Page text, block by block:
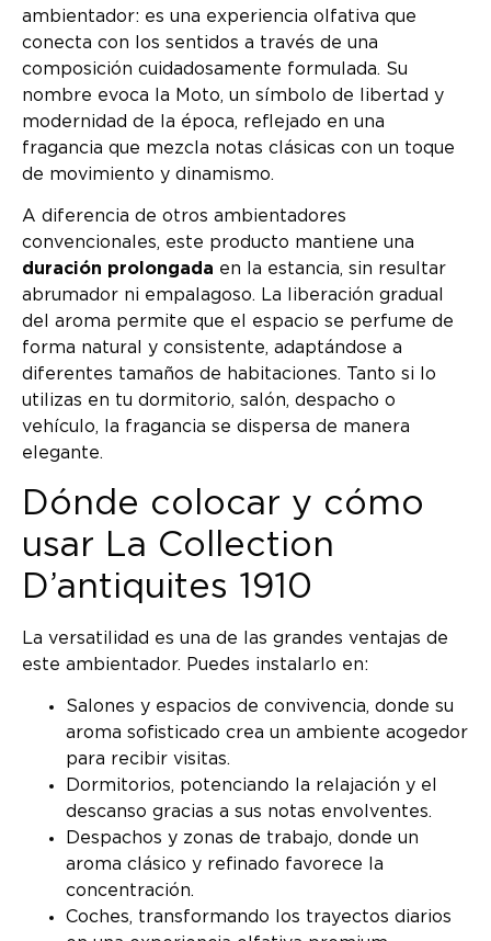
ambientador: es una experiencia olfativa que
conecta con los sentidos a través de una
composición cuidadosamente formulada. Su
nombre evoca la Moto, un símbolo de libertad y
modernidad de la época, reflejado en una
fragancia que mezcla notas clásicas con un toque
de movimiento y dinamismo.
A diferencia de otros ambientadores
convencionales, este producto mantiene una
duración prolongada en la estancia, sin resultar
abrumador ni empalagoso. La liberación gradual
del aroma permite que el espacio se perfume de
forma natural y consistente, adaptándose a
diferentes tamaños de habitaciones. Tanto si lo
utilizas en tu dormitorio, salón, despacho o
vehículo, la fragancia se dispersa de manera
elegante.
Dónde colocar y cómo
usar La Collection
D’antiquites 1910
La versatilidad es una de las grandes ventajas de
este ambientador. Puedes instalarlo en:
Salones y espacios de convivencia, donde su
aroma sofisticado crea un ambiente acogedor
para recibir visitas.
Dormitorios, potenciando la relajación y el
descanso gracias a sus notas envolventes.
Despachos y zonas de trabajo, donde un
aroma clásico y refinado favorece la
concentración.
Coches, transformando los trayectos diarios